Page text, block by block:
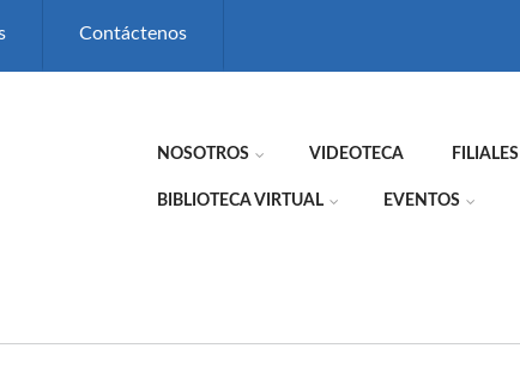
Contáctenos
NOSOTROS VIDEOTECA FILIALES
BIBLIOTECA VIRTUAL EVENTOS